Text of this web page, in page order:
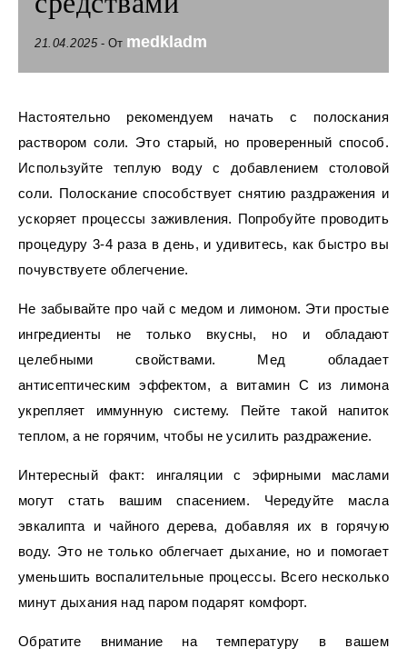
21.04.2025 - От medkladm
Настоятельно рекомендуем начать с полоскания
раствором соли. Это старый, но проверенный способ.
Используйте теплую воду с добавлением столовой
соли. Полоскание способствует снятию раздражения и
ускоряет процессы заживления. Попробуйте проводить
процедуру 3-4 раза в день, и удивитесь, как быстро вы
почувствуете облегчение.
Не забывайте про чай с медом и лимоном. Эти простые
ингредиенты не только вкусны, но и обладают
целебными свойствами. Мед обладает
антисептическим эффектом, а витамин C из лимона
укрепляет иммунную систему. Пейте такой напиток
теплом, а не горячим, чтобы не усилить раздражение.
Интересный факт: ингаляции с эфирными маслами
могут стать вашим спасением. Чередуйте масла
эвкалипта и чайного дерева, добавляя их в горячую
воду. Это не только облегчает дыхание, но и помогает
уменьшить воспалительные процессы. Всего несколько
минут дыхания над паром подарят комфорт.
Обратите внимание на температуру в вашем